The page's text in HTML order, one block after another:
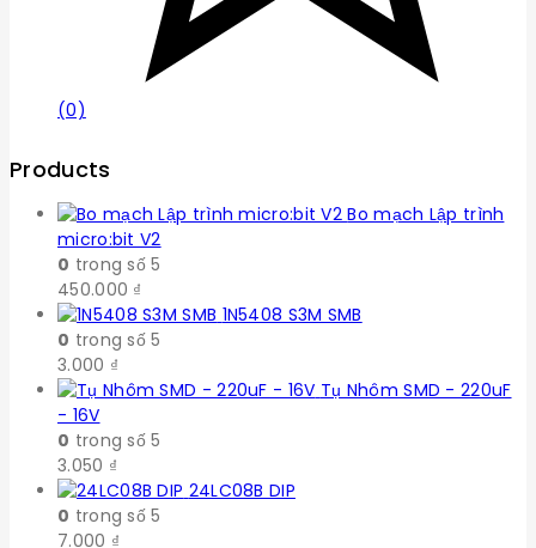
(0)
Products
Bo mạch Lập trình
micro:bit V2
0 trong số 5
450.000 ₫
1N5408 S3M SMB
0 trong số 5
3.000 ₫
Tụ Nhôm SMD - 220uF
- 16V
0 trong số 5
3.050 ₫
24LC08B DIP
0 trong số 5
7.000 ₫